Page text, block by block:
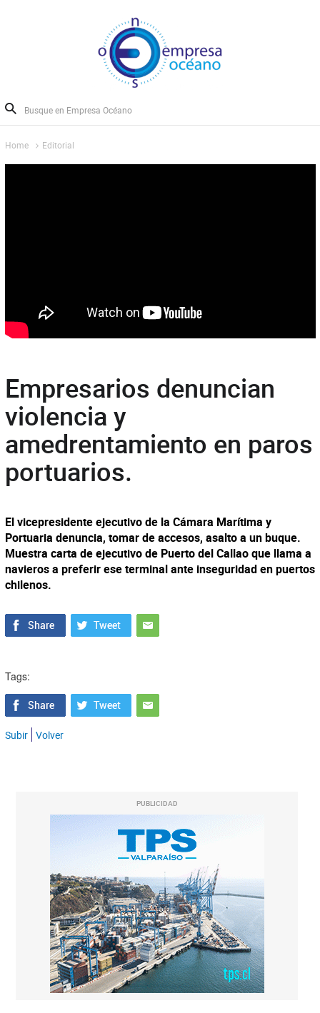
Home Editorial
Empresarios denuncian
violencia y
amedrentamiento en paros
portuarios.
El vicepresidente ejecutivo de la Cámara Marítima y
Portuaria denuncia, tomar de accesos, asalto a un buque.
Muestra carta de ejecutivo de Puerto del Callao que llama a
navieros a preferir ese terminal ante inseguridad en puertos
chilenos.
Tags:
Subir Volver
PUBLICIDAD